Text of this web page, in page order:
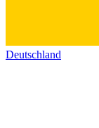
Deutschland